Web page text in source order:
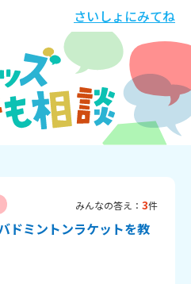
さいしょにみてね
みんなの答え： 3件
ドミントンラケットを教